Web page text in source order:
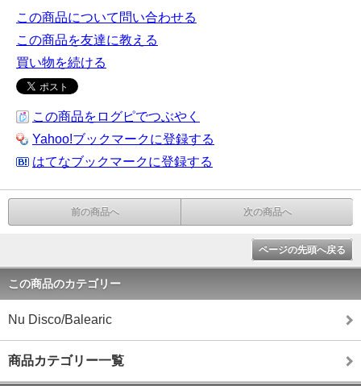
この商品について問い合わせる
この商品を友達に教える
買い物を続ける
この商品をログピでつぶやく
Yahoo!ブックマークに登録する
はてなブックマークに登録する
前の商品へ 次の商品へ
ページの先頭へ戻る
この商品のカテゴリー
Nu Disco/Balearic
商品カテゴリー一覧